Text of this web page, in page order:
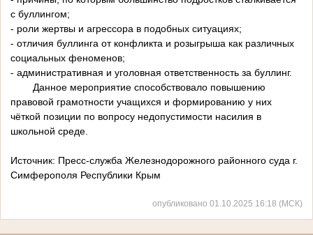
с буллингом;
- роли жертвы и агрессора в подобных ситуациях;
- отличия буллинга от конфликта и розыгрыша как различных
социальных феноменов;
- административная и уголовная ответственность за буллинг.
Данное мероприятие способствовало повышению
правовой грамотности учащихся и формированию у них
чёткой позиции по вопросу недопустимости насилия в
школьной среде.
Источник: Пресс-служба Железнодорожного районного суда г.
Симферополя Республики Крым
опубликовано 01.10.2025 16:18 (МСК)